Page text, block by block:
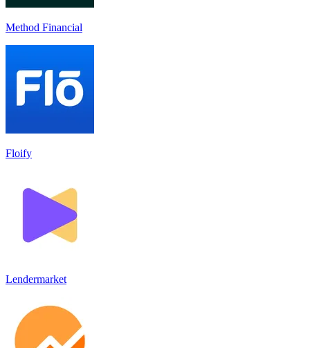
Method Financial
Floify
Lendermarket